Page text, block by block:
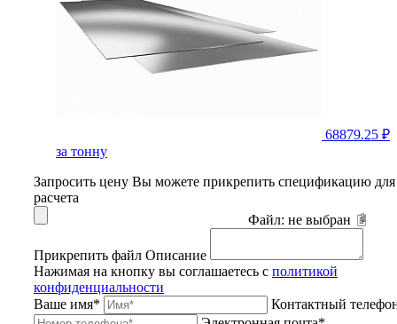
68879.25 ₽
за тонну
Запросить цену Вы можете прикрепить спецификацию для
расчета
Файл: не выбран
Прикрепить файл Описание
Нажимая на кнопку вы соглашаетесь с политикой
конфиденциальности
Ваше имя*
Контактный